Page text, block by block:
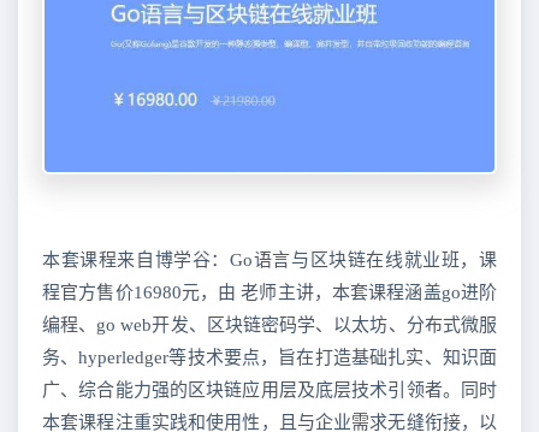
本套课程来自博学谷：Go语言与区块链在线就业班，课
程官方售价16980元，由 老师主讲，本套课程涵盖go进阶
编程、go web开发、区块链密码学、以太坊、分布式微服
务、hyperledger等技术要点，旨在打造基础扎实、知识面
广、综合能力强的区块链应用层及底层技术引领者。同时
本套课程注重实践和使用性，且与企业需求无缝衔接，以